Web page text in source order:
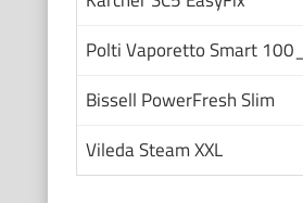
Polti Vaporetto Smart
Bissell PowerFresh Slim
Vileda Steam XXL